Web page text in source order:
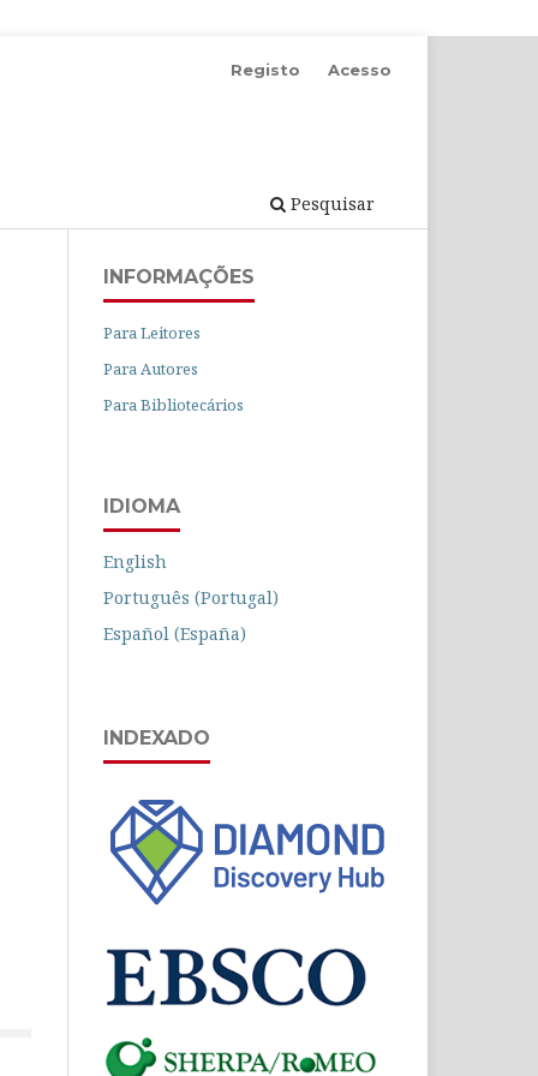
Pesquisar
Registo Acesso
INFORMAÇÕES
Para Leitores
Para Autores
Para Bibliotecários
IDIOMA
English
Português (Portugal)
Español (España)
INDEXADO